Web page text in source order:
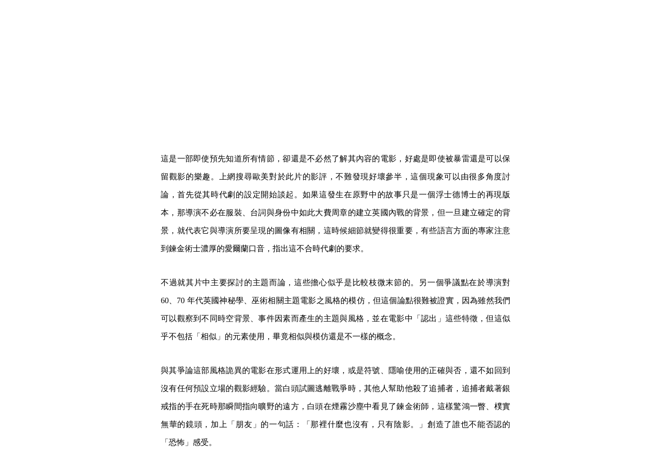
這是一部即使預先知道所有情節，卻還是不必然了解其內容的電影，好處是即使被暴雷還是可以保
留觀影的樂趣。上網搜尋歐美對於此片的影評，不難發現好壞參半，這個現象可以由很多角度討
論，首先從其時代劇的設定開始談起。如果這發生在原野中的故事只是一個浮士德博士的再現版
本，那導演不必在服裝、台詞與身份中如此大費周章的建立英國內戰的背景，但一旦建立確定的背
景，就代表它與導演所要呈現的圖像有相關，這時候細節就變得很重要，有些語言方面的專家注意
到鍊金術士濃厚的愛爾蘭口音，指出這不合時代劇的要求。
不過就其片中主要探討的主題而論，這些擔心似乎是比較枝微末節的。另一個爭議點在於導演對
60、70 年代英國神秘學、巫術相關主題電影之風格的模仿，但這個論點很難被證實，因為雖然我們
可以觀察到不同時空背景、事件因素而產生的主題與風格，並在電影中「認出」這些特徵，但這似
乎不包括「相似」的元素使用，畢竟相似與模仿還是不一樣的概念。
與其爭論這部風格詭異的電影在形式運用上的好壞，或是符號、隱喻使用的正確與否，還不如回到
沒有任何預設立場的觀影經驗。當白頭試圖逃離戰爭時，其他人幫助他殺了追捕者，追捕者戴著銀
戒指的手在死時那瞬間指向曠野的遠方，白頭在煙霧沙塵中看見了鍊金術師，這樣驚鴻一瞥、樸實
無華的鏡頭，加上「朋友」的一句話：「那裡什麼也沒有，只有陰影。」創造了誰也不能否認的
「恐怖」感受。